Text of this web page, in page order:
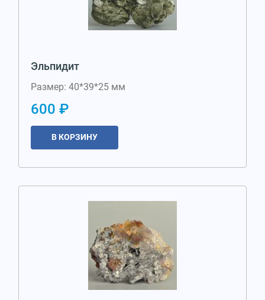
Эльпидит
Размер: 40*39*25 мм
600 ₽
В КОРЗИНУ